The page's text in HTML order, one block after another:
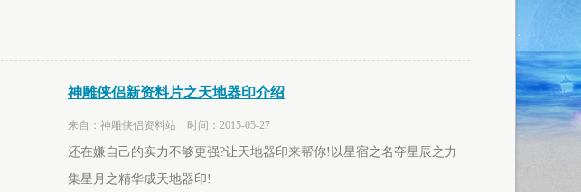
神雕侠侣新资料片之天地器印介绍
来自：神雕侠侣资料站 时间：2015-05-27
还在嫌自己的实力不够更强?让天地器印来帮你!以星宿之名夺星辰之力
集星月之精华成天地器印!